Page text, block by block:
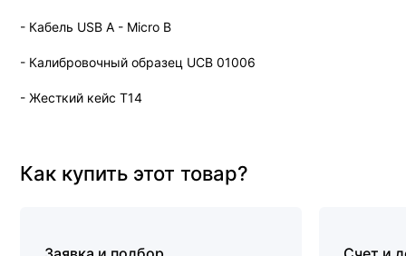
- Кабель USB A - Micro B
- Калибровочный образец UCB 01006
- Жесткий кейс Т14
Как купить этот товар?